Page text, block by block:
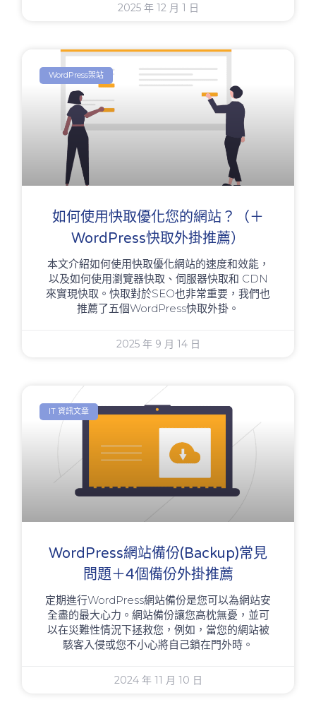
2025 年 12 月 1 日
WordPress架站
如何使用快取優化您的網站？（＋
WordPress快取外掛推薦）
本文介紹如何使用快取優化網站的速度和效能，
以及如何使用瀏覽器快取、伺服器快取和 CDN
來實現快取。快取對於SEO也非常重要，我們也
推薦了五個WordPress快取外掛。
2025 年 9 月 14 日
IT 資訊文章
WordPress網站備份(backup)常見
問題＋4個備份外掛推薦
定期進行WordPress網站備份是您可以為網站安
全盡的最大心力。網站備份讓您高枕無憂，並可
以在災難性情況下拯救您，例如，當您的網站被
駭客入侵或您不小心將自己鎖在門外時。
2024 年 11 月 10 日